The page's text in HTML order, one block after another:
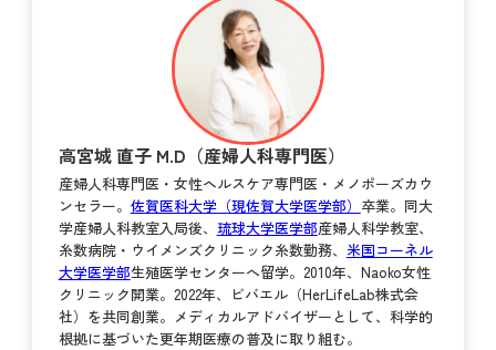
高宮城 直子 M.D（産婦人科専門医）
産婦人科専門医・女性ヘルスケア専門医・メノポーズカウ
ンセラー。 佐賀医科大学（現佐賀大学医学部） 卒業。同大
学産婦人科教室入局後、 琉球大学医学部産婦人科学教室、
糸数病院・ウイメンズクリニック糸数勤務、 米国コーネル
大学医学部生殖医学センターへ留学。2010年、Naoko女性
クリニック開業。2022年、ビバエル（HerLifeLab株式会
社）を共同創業。メディカルアドバイザーとして、科学的
根拠に基づいた更年期医療の普及に取り組む。